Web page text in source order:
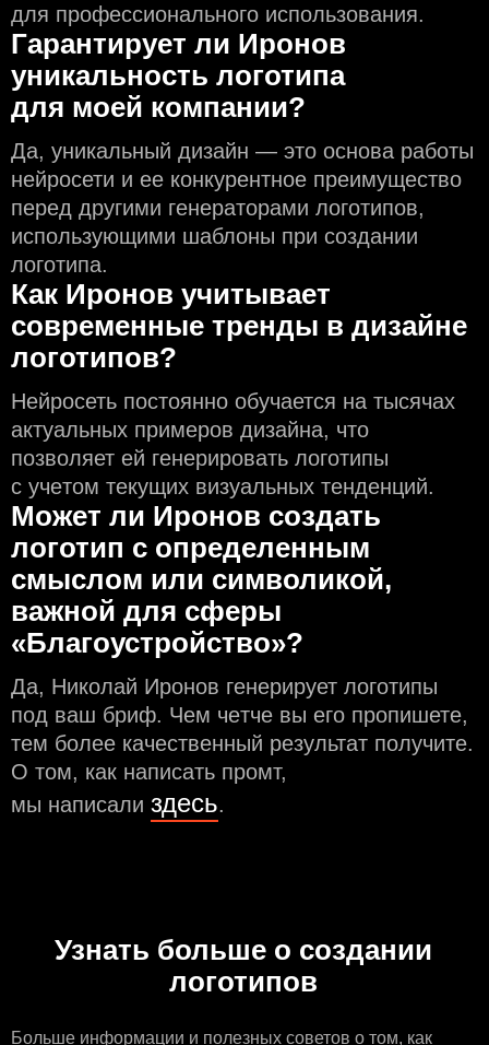
для профессионального использования.
Гарантирует ли Иронов
уникальность логотипа
для моей компании?
Да, уникальный дизайн — это основа работы
нейросети и еe конкурентное преимущество
перед другими генераторами логотипов,
использующими шаблоны при создании
логотипа.
Как Иронов учитывает
современные тренды в дизайне
логотипов?
Нейросеть постоянно обучается на тысячах
актуальных примеров дизайна, что
позволяет ей генерировать логотипы
с учeтом текущих визуальных тенденций.
Может ли Иронов создать
логотип с определeнным
смыслом или символикой,
важной для сферы
«Благоустройство»?
Да, Николай Иронов генерирует логотипы
под ваш бриф. Чем чeтче вы его пропишете,
тем более качественный результат получите.
О том, как написать промт,
мы написали здесь.
Узнать больше о создании
логотипов
Больше информации и полезных советов о том, как